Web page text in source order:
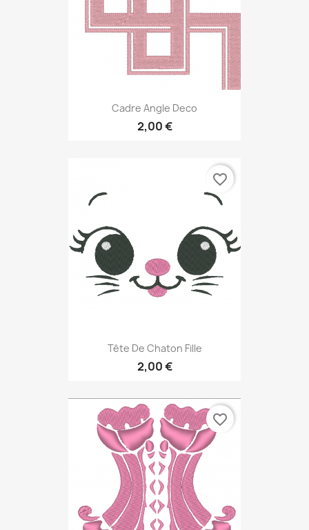
Cadre Angle Deco
2,00 €
Tête De Chaton Fille
2,00 €
favorite_border
favorite_border